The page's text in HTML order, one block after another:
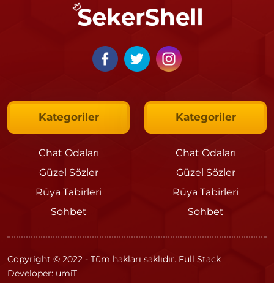
Kategoriler
Chat Odaları
Güzel Sözler
Rüya Tabirleri
Sohbet
Kategoriler
Chat Odaları
Güzel Sözler
Rüya Tabirleri
Sohbet
Copyright © 2022 - Tüm hakları saklıdır. Full Stack
Developer: umiT